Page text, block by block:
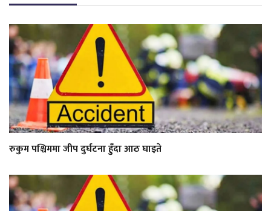
रुकुम पश्चिममा जीप दुर्घटना हुँदा आठ घाइते